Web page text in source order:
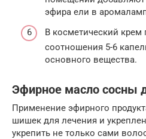
эфира ели в
В косметический крем
соотношения 5-6
основного вещества.
Эфирное масло сосны
Применение эфирного
шишек для лечения и
укрепить не только сами